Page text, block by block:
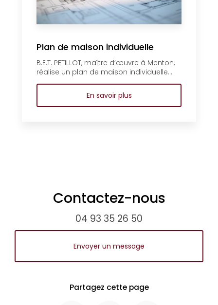
Plan de maison individuelle
B.E.T. PETILLOT, maître d’œuvre à Menton,
réalise un plan de maison individuelle....
En savoir plus
Contactez-nous
04 93 35 26 50
Envoyer un message
Partagez cette page